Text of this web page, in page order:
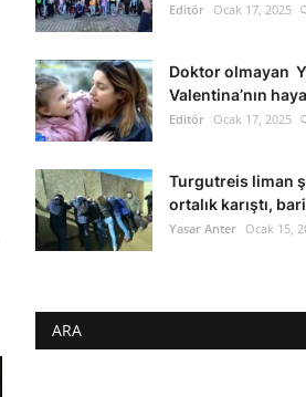
Editör Ocak 17, 2025
Doktor olmayan
Valentina’nın
Editör Ocak 17, 2025
Turgutreis liman
ortalık karıştı,
Yasar Anter Ocak 15,
ARA